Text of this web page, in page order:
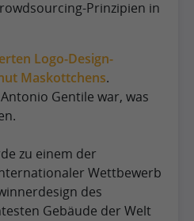
Prinzipien in
Logo-Design-
Maskottchens.
Gentile war, was
zu einem der
Wettbewerb
des
Gebäude der Welt